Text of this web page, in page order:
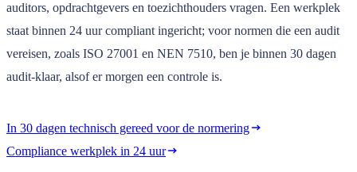
auditors, opdrachtgevers en toezichthouders vragen. Een werkplek
staat binnen 24 uur compliant ingericht; voor normen die een audit
vereisen, zoals ISO 27001 en NEN 7510, ben je binnen 30 dagen
audit-klaar, alsof er morgen een controle is.
In 30 dagen technisch gereed voor de normering
Compliance werkplek in 24 uur